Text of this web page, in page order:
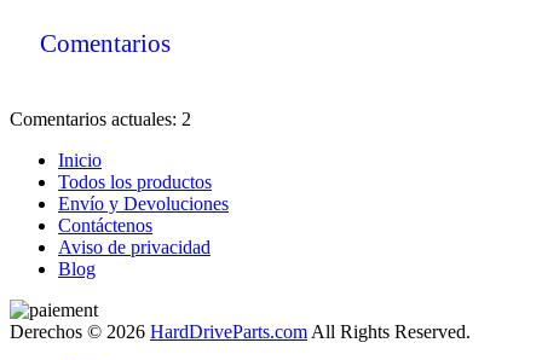
Comentarios
Comentarios actuales: 2
Inicio
Todos los productos
Envío y Devoluciones
Contáctenos
Aviso de privacidad
Blog
Derechos © 2026 HardDriveParts.com All Rights Reserved.